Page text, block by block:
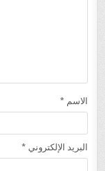
الاسم *
البريد الإلكتروني *